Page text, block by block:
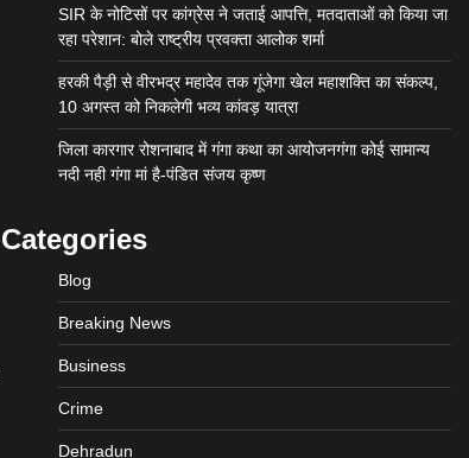
SIR के नोटिसों पर कांग्रेस ने जताई आपत्ति, मतदाताओं को किया जा
रहा परेशान: बोले राष्ट्रीय प्रवक्ता आलोक शर्मा
हरकी पैड़ी से वीरभद्र महादेव तक गूंजेगा खेल महाशक्ति का संकल्प,
10 अगस्त को निकलेगी भव्य कांवड़ यात्रा
जिला कारगार रोशनाबाद में गंगा कथा का आयोजनगंगा कोई सामान्य
नदी नही गंगा मां है-पंडित संजय कृष्ण
Categories
Blog
Breaking News
Business
Crime
Dehradun